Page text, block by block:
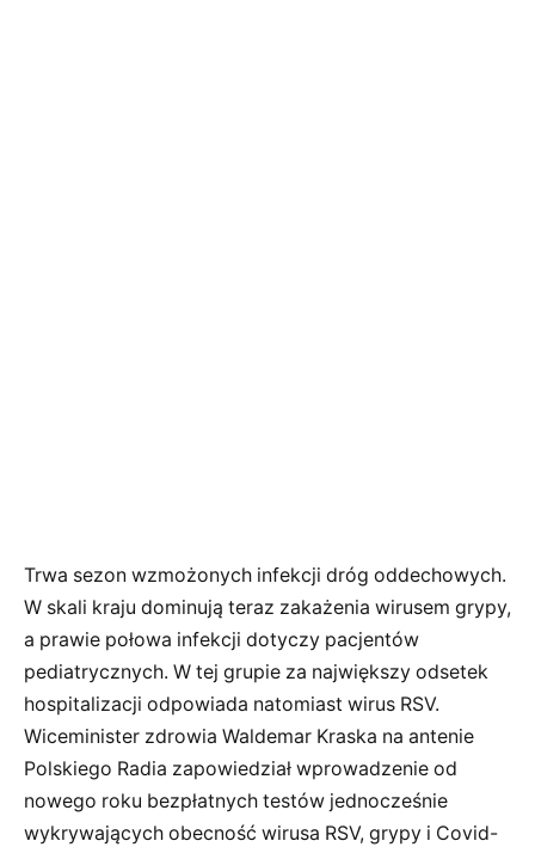
Trwa sezon wzmożonych infekcji dróg oddechowych.
W skali kraju dominują teraz zakażenia wirusem grypy,
a prawie połowa infekcji dotyczy pacjentów
pediatrycznych. W tej grupie za największy odsetek
hospitalizacji odpowiada natomiast wirus RSV.
Wiceminister zdrowia Waldemar Kraska na antenie
Polskiego Radia zapowiedział wprowadzenie od
nowego roku bezpłatnych testów jednocześnie
wykrywających obecność wirusa RSV, grypy i Covid-